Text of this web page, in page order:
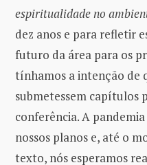
espiritualidade no
dez anos e para refletir
futuro da área para os
tínhamos a intenção de
submetessem capítulos
conferência. A
nossos planos e, até o
texto, nós esperamos